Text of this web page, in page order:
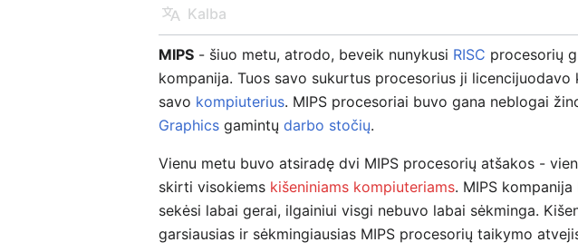
Kalba
MIPS - šiuo metu, atrodo, beveik nunykusi RISC procesorių
kompanija. Tuos savo sukurtus procesorius ji
savo kompiuterius. MIPS procesoriai buvo gana neblogai
Graphics gamintųdarbo stočių.
Vienu metu buvo atsiradę dvi MIPS procesorių atšakos -
skirti visokiems kišeniniams kompiuteriams. MIPS
sekėsi labai gerai, ilgainiui visgi nebuvo labai sėkminga.
garsiausias ir sėkmingiausias MIPS procesorių taikymo